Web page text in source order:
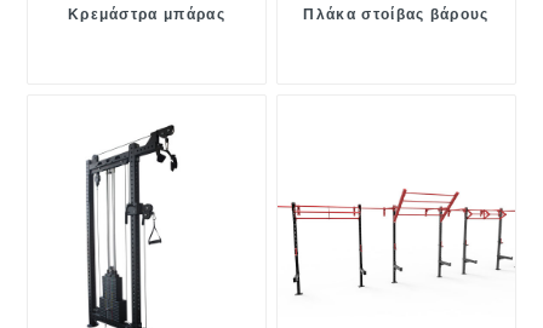
Κρεμάστρα μπάρας Πλάκα στοίβας βάρους